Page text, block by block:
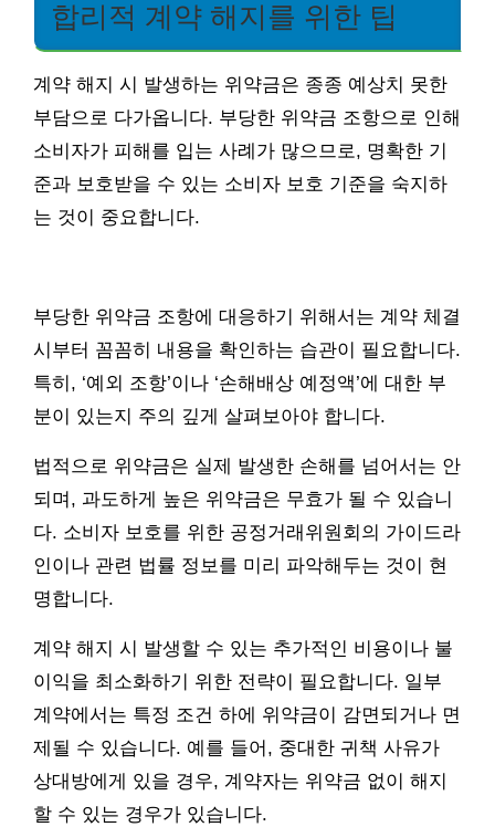
합리적 계약 해지를 위한 팁
계약 해지 시 발생하는 위약금은 종종 예상치 못한
부담으로 다가옵니다. 부당한 위약금 조항으로 인해
소비자가 피해를 입는 사례가 많으므로, 명확한 기
준과 보호받을 수 있는 소비자 보호 기준을 숙지하
는 것이 중요합니다.
부당한 위약금 조항에 대응하기 위해서는 계약 체결
시부터 꼼꼼히 내용을 확인하는 습관이 필요합니다.
특히, ‘예외 조항’이나 ‘손해배상 예정액’에 대한 부
분이 있는지 주의 깊게 살펴보아야 합니다.
법적으로 위약금은 실제 발생한 손해를 넘어서는 안
되며, 과도하게 높은 위약금은 무효가 될 수 있습니
다. 소비자 보호를 위한 공정거래위원회의 가이드라
인이나 관련 법률 정보를 미리 파악해두는 것이 현
명합니다.
계약 해지 시 발생할 수 있는 추가적인 비용이나 불
이익을 최소화하기 위한 전략이 필요합니다. 일부
계약에서는 특정 조건 하에 위약금이 감면되거나 면
제될 수 있습니다. 예를 들어, 중대한 귀책 사유가
상대방에게 있을 경우, 계약자는 위약금 없이 해지
할 수 있는 경우가 있습니다.